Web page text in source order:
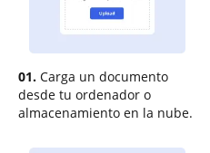
01. Carga un documento
desde tu ordenador o
almacenamiento en la nube.